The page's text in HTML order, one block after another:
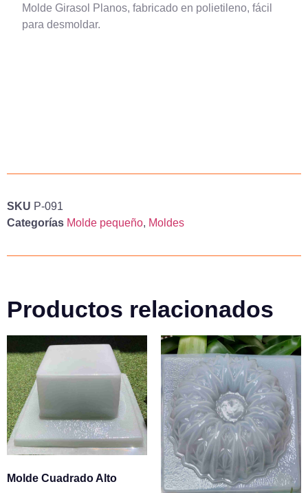
Molde Girasol Planos, fabricado en polietileno, fácil
para desmoldar.
SKU P-091
Categorías Molde pequeño, Moldes
Productos relacionados
Molde Cuadrado Alto